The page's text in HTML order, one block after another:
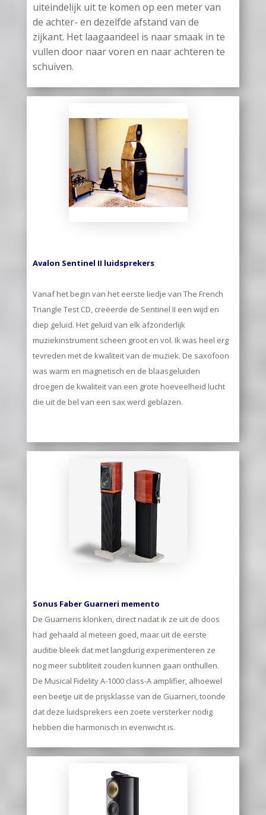
uiteindelijk uit te komen op een meter van
de achter- en dezelfde afstand van de
zijkant. Het laagaandeel is naar smaak in te
vullen door naar voren en naar achteren te
schuiven.
Avalon Sentinel II luidsprekers
Vanaf het begin van het eerste liedje van The French
Triangle Test CD, creëerde de Sentinel II een wijd en
diep geluid. Het geluid van elk afzonderlijk
muziekinstrument scheen groot en vol. Ik was heel erg
tevreden met de kwaliteit van de muziek. De saxofoon
was warm en magnetisch en de blaasgeluiden
droegen de kwaliteit van een grote hoeveelheid lucht
die uit de bel van een sax werd geblazen.
Sonus Faber Guarneri memento
De Guarneris klonken, direct nadat ik ze uit de doos
had gehaald al meteen goed, maar uit de eerste
auditie bleek dat met langdurig experimenteren ze
nog meer subtiliteit zouden kunnen gaan onthullen.
De Musical Fidelity A-1000 class-A amplifier, alhoewel
een beetje uit de prijsklasse van de Guarneri, toonde
dat deze luidsprekers een zoete versterker nodig
hebben die harmonisch in evenwicht is.